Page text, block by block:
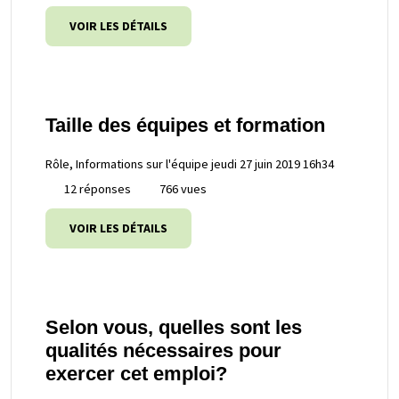
VOIR LES DÉTAILS
Taille des équipes et formation
Rôle, Informations sur l'équipe jeudi 27 juin 2019 16h34
12 réponses
766 vues
VOIR LES DÉTAILS
Selon vous, quelles sont les
qualités nécessaires pour
exercer cet emploi?